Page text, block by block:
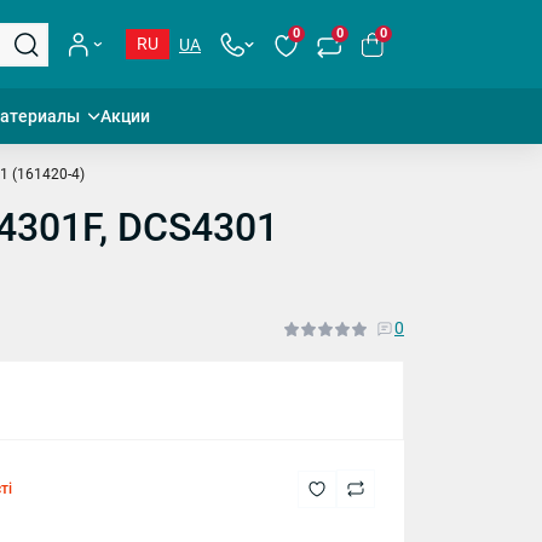
RU UA
0 0 0
Акции
(161420-4)
DCS4301
0